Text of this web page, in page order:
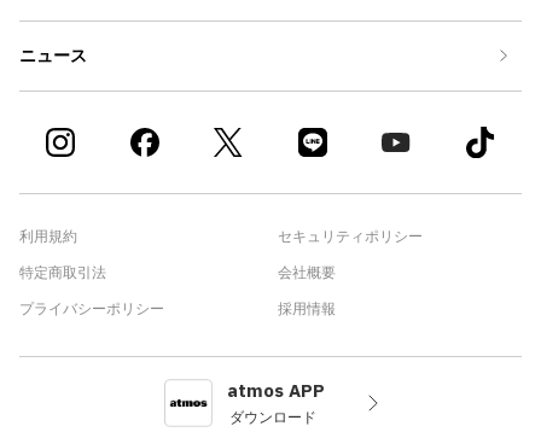
ニュース
利用規約
特定商取引法
プライバシーポリシー
セキュリティポリシー
会社概要
採用情報
atmos APP
ダウンロード